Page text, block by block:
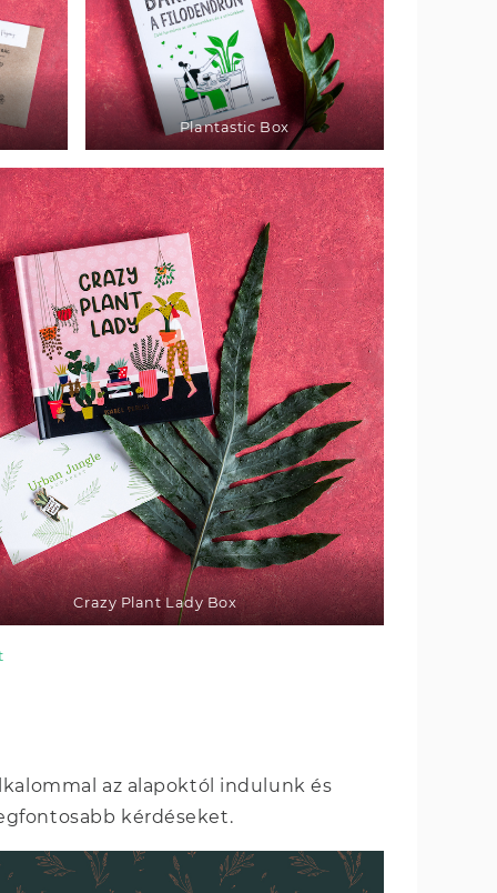
Plantastic Box
Crazy Plant Lady Box
az alapoktól indulunk és
kérdéseket.